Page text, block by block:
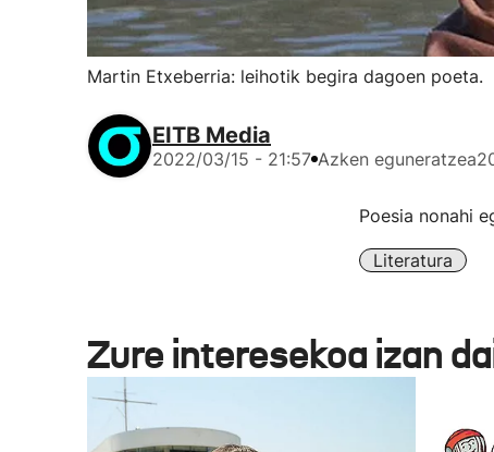
Martin Etxeberria: leihotik begira dagoen poeta.
EITB Media
2022/03/15 - 21:57 Azken eguneratzea
Poesia nonahi
Literatura
Zure interesekoa izan